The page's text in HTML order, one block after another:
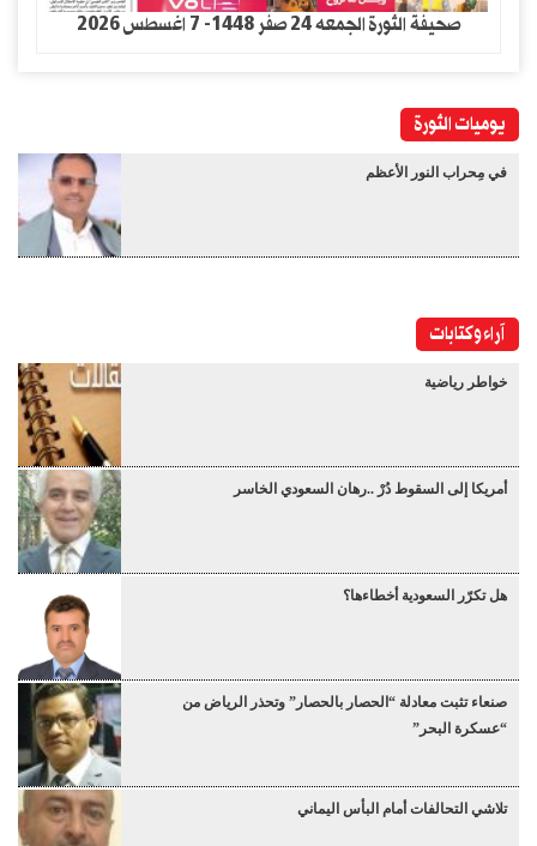
صحيفة الثورة الجمعه 24 صفر 1448- 7 اغسطس 2026
يوميات الثورة
في مِحراب النور الأعظم
آراء وكتابات
خواطر رياضية
أمريكا إلى السقوط دُرْ ..رهان السعودي الخاسر
هل تكرّر السعودية أخطاءها؟
صنعاء تثبت معادلة “الحصار بالحصار” وتحذر الرياض من
“عسكرة البحر”
تلاشي التحالفات أمام البأس اليماني